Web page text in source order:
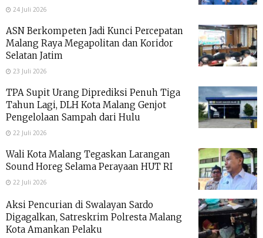
24 Juli 2026
ASN Berkompeten Jadi Kunci Percepatan
Malang Raya Megapolitan dan Koridor
Selatan Jatim
23 Juli 2026
TPA Supit Urang Diprediksi Penuh Tiga
Tahun Lagi, DLH Kota Malang Genjot
Pengelolaan Sampah dari Hulu
22 Juli 2026
Wali Kota Malang Tegaskan Larangan
Sound Horeg Selama Perayaan HUT RI
22 Juli 2026
Aksi Pencurian di Swalayan Sardo
Digagalkan, Satreskrim Polresta Malang
Kota Amankan Pelaku